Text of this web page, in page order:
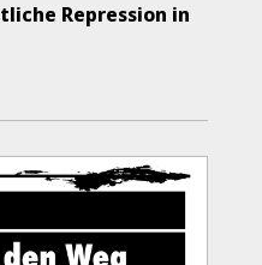
Repression in